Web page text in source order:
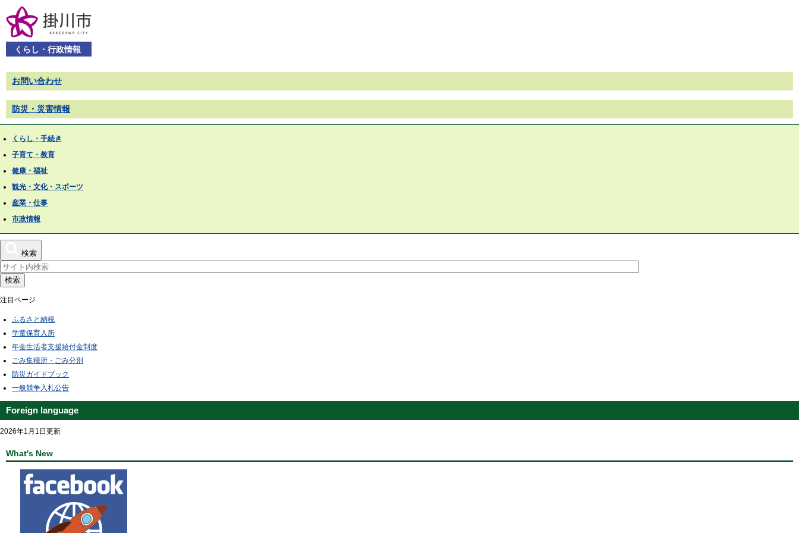
くらし・行政情報
お問い合わせ
防災・災害情報
くらし・手続き
子育て・教育
健康・福祉
観光・文化・スポーツ
産業・仕事
市政情報
検索
検索
注目ページ
ふるさと納税
学童保育入所
年金生活者支援給付金制度
ごみ集積所・ごみ分別
防災ガイドブック
一般競争入札公告
Foreign language
2026年1月1日更新
What's New